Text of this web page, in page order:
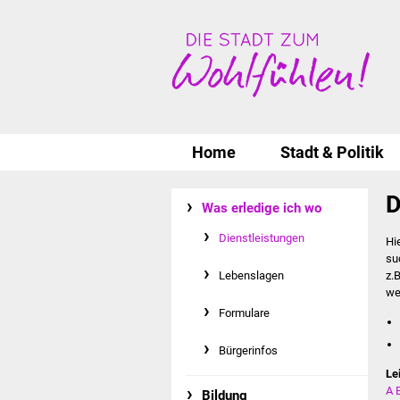
Home Stadt & Politik
Was erledige ich wo
Dienstleistungen
Lebenslagen
Formulare
Bürgerinfos
Bildung
A